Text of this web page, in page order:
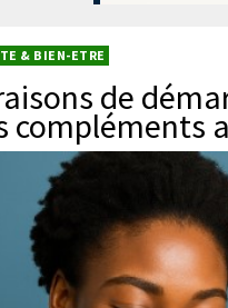
& BIEN-ETRE
de
compléments